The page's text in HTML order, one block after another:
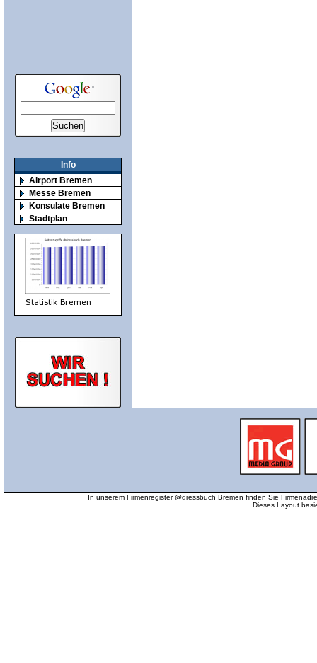
Info
Airport Bremen
Messe Bremen
Konsulate Bremen
Stadtplan
In unserem Firmenregister @dressbuch Bremen finden Sie
Dieses Layout